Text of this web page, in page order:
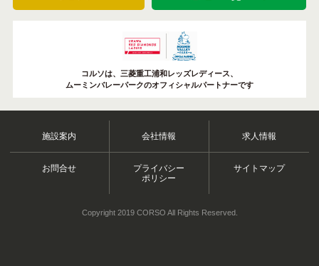
コルソは、三菱重工浦和レッズレディース、
ムーミンバレーパークのオフィシャルパートナーです
施設案内 会社情報 求人情報
お問合せ
プライバシー
ポリシー
サイトマップ
Copyright 2019 CORSO All Rights Reserved.